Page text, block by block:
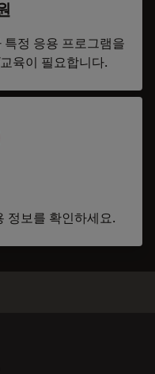
정 응용 프로그램을
육이 필요합니다.
정보를 확인하세요.
Logo